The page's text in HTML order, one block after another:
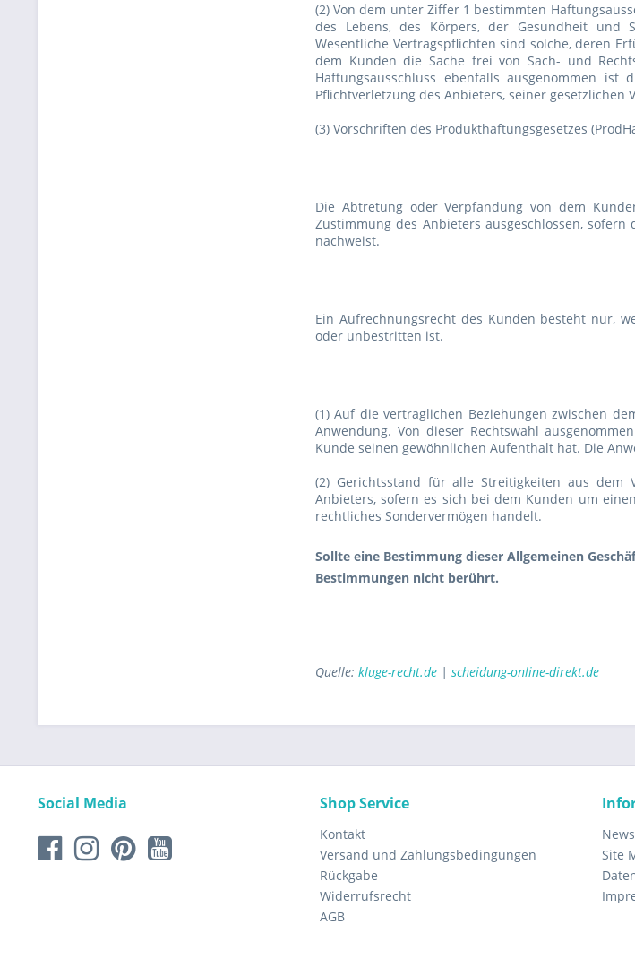
(2) Von dem unter Ziffer 1 bestimmten
des Lebens, des Körpers, der Gesundheit und
Wesentliche Vertragspflichten sind solche, deren
dem Kunden die Sache frei von Sach- und
Haftungsausschluss ebenfalls ausgenommen
Pflichtverletzung des Anbieters, seiner
(3) Vorschriften des Produkthaftungsgesetzes
Die Abtretung oder Verpfändung von dem
Zustimmung des Anbieters ausgeschlossen,
nachweist.
Ein Aufrechnungsrecht des Kunden besteht nur,
oder unbestritten ist.
(1) Auf die vertraglichen Beziehungen zwischen
Anwendung. Von dieser Rechtswahl
Kunde seinen gewöhnlichen Aufenthalt hat. Die
(2) Gerichtsstand für alle Streitigkeiten aus
Anbieters, sofern es sich bei dem Kunden um
rechtliches Sondervermögen handelt.
Sollte eine Bestimmung dieser Allgemeinen
Bestimmungen nicht berührt.
Quelle: kluge-recht.de | scheidung-online-direkt.de
Social Media Shop Service
Kontakt
Versand und Zahlungsbedingungen
Rückgabe
Widerrufsrecht
AGB
Site